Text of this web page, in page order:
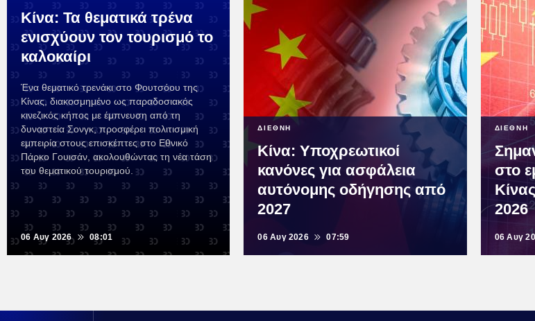
Κίνα: Τα θεματικά τρένα
ενισχύουν τον τουρισμό το
καλοκαίρι
Ένα θεματικό τρενάκι στο Φουτσόου της
Κίνας, διακοσμημένο ως παραδοσιακός
κινεζικός κήπος με έμπνευση από τη
δυναστεία Σονγκ, προσφέρει πολιτισμική
εμπειρία στους επισκέπτες στο Εθνικό
Πάρκο Γουισάν, ακολουθώντας τη νέα τάση
του θεματικού τουρισμού.
06 Αυγ 2026 08:01
ΔΙΕΘΝΗ
Κίνα: Υποχρεωτικοί
κανόνες για ασφάλεια
αυτόνομης οδήγησης από
2027
06 Αυγ 2026 07:59
ΔΙΕΘΝΗ
στο
2026
06 Αυγ